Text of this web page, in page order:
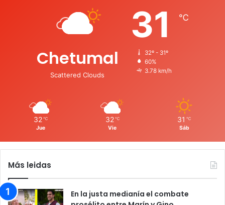
Chetumal
Scattered Clouds
31 ℃
32º - 31º
60%
3.78 km/h
32 ℃
Jue
32 ℃
Vie
31 ℃
Sáb
Más leidas
En la justa medianía el combate